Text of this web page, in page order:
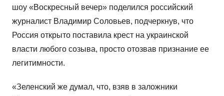
шоу «Воскресный вечер» поделился российский
журналист Владимир Соловьев, подчеркнув, что
Россия открыто поставила крест на украинской
власти любого созыва, просто отозвав признание ее
легитимности.
«Зеленский же думал, что, взяв в заложники